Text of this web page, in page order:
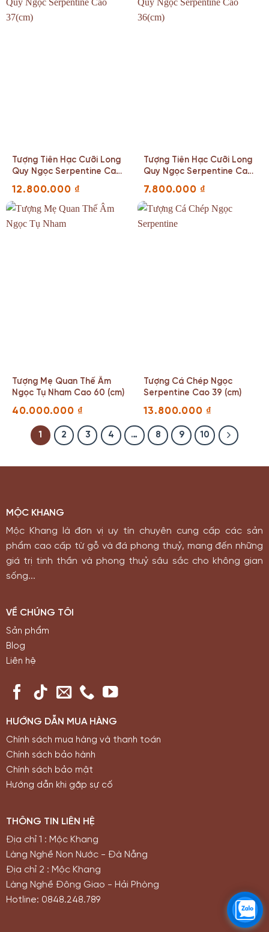
Tượng Tiên Hạc Cưỡi Long
Quy Ngọc Serpentine Cao
37(cm)
12.800.000 ₫
Tượng Tiên Hạc Cưỡi Long
Quy Ngọc Serpentine Cao
36(cm)
7.800.000 ₫
Tượng Mẹ Quan Thế Âm
Ngọc Tụ Nham Cao 60 (cm)
40.000.000 ₫
Tượng Cá Chép Ngọc
Serpentine Cao 39 (cm)
13.800.000 ₫
1 2 3 4 … 8 9 10
MỘC KHANG
Mộc Khang là đơn vị uy tín chuyên cung cấp các sản
phẩm cao cấp từ gỗ và đá phong thuỷ, mang đến những
giá trị tinh thần và phong thuỷ sâu sắc cho không gian
sống...
VỀ CHÚNG TÔI
Sản phẩm
Blog
Liên hệ
HƯỚNG DẪN MUA HÀNG
Chính sách mua hàng và thanh toán
Chính sách bảo hành
Chính sách bảo mật
Hướng dẫn khi gặp sự cố
THÔNG TIN LIÊN HỆ
Địa chỉ 1 : Mộc Khang
Làng Nghề Non Nước - Đà Nẵng
Địa chỉ 2 : Mộc Khang
Làng Nghề Đông Giao - Hải Phòng
Hotline: 0848.248.789